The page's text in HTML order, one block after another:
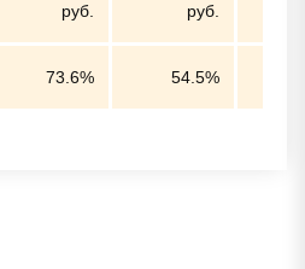
руб.
руб.
73.6% 54.5%